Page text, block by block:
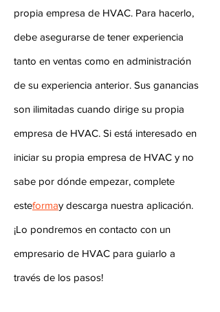
propia empresa de HVAC. Para hacerlo,
debe asegurarse de tener experiencia
tanto en ventas como en administración
de su experiencia anterior. Sus ganancias
son ilimitadas cuando dirige su propia
empresa de HVAC. Si está interesado en
iniciar su propia empresa de HVAC y no
sabe por dónde empezar, complete
esteformay descarga nuestra aplicación.
¡Lo pondremos en contacto con un
empresario de HVAC para guiarlo a
través de los pasos!